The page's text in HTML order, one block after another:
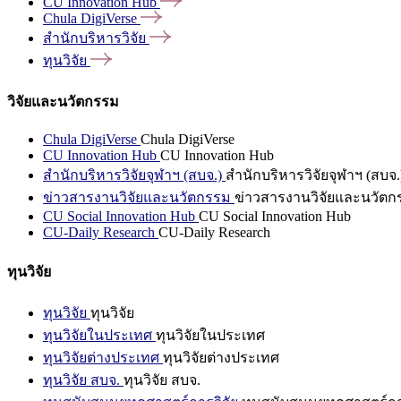
Chula DigiVerse
สำนักบริหารวิจัย
ทุนวิจัย
วิจัยและนวัตกรรม
Chula DigiVerse Chula DigiVerse
CU Innovation Hub CU Innovation Hub
สำนักบริหารวิจัยจุฬาฯ (สบจ.) สำนักบริหารวิจัยจุฬาฯ (สบจ
ข่าวสารงานวิจัยและนวัตกรรม ข่าวสารงานวิจัยและนวัตก
CU Social Innovation Hub CU Social Innovation Hub
CU-Daily Research CU-Daily Research
ทุนวิจัย
ทุนวิจัย ทุนวิจัย
ทุนวิจัยในประเทศ ทุนวิจัยในประเทศ
ทุนวิจัยต่างประเทศ ทุนวิจัยต่างประเทศ
ทุนวิจัย สบจ. ทุนวิจัย สบจ.